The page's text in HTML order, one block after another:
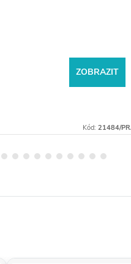
ZOBRAZIT
Kód: 21484/